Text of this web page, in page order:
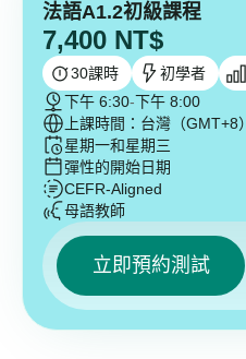
法語A1.2初級課程
7,400 NT$
30課時 初學者
下午 6:30-下午 8:00
上課時間：台灣（GMT+8）
星期一和星期三
彈性的開始日期
CEFR-Aligned
母語教師
立即預約測試